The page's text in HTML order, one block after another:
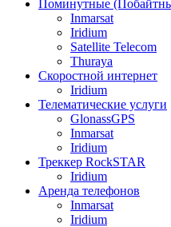
Поминутные
Inmarsat
Iridium
Satellite Telecom
Thuraya
Скоростной интернет
Iridium
Телематические услуги
GlonassGPS
Inmarsat
Iridium
Треккер RockSTAR
Iridium
Аренда телефонов
Inmarsat
Iridium